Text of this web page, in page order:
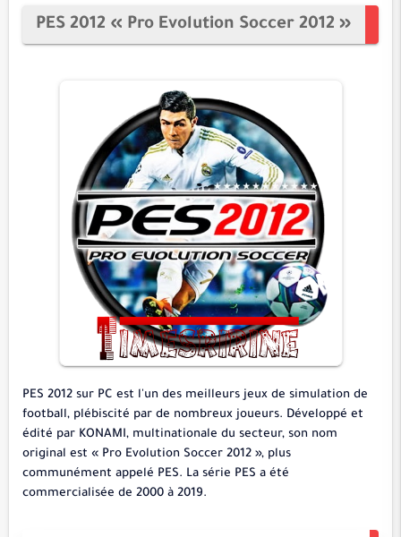
PES 2012 « Pro Evolution Soccer 2012 »
PES 2012 sur PC est l'un des meilleurs jeux de simulation de
football, plébiscité par de nombreux joueurs. Développé et
édité par KONAMI, multinationale du secteur, son nom
original est « Pro Evolution Soccer 2012 », plus
communément appelé PES. La série PES a été
commercialisée de 2000 à 2019.